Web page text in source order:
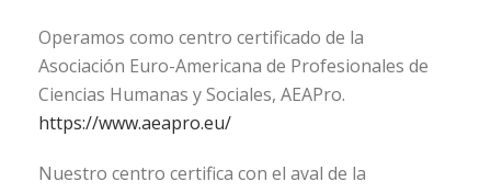
Operamos como centro certificado de la
Asociación Euro-Americana de Profesionales de
Ciencias Humanas y Sociales, AEAPro.
https://www.aeapro.eu/
Nuestro centro certifica con el aval de la